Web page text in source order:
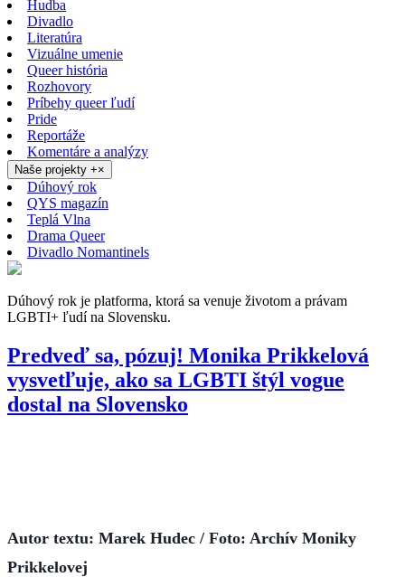
Hudba
Divadlo
Literatúra
Vizuálne umenie
Queer história
Rozhovory
Príbehy queer ľudí
Pride
Reportáže
Komentáre a analýzy
Naše projekty +×
Dúhový rok
QYS magazín
Teplá Vlna
Drama Queer
Divadlo Nomantinels
Dúhový rok je platforma, ktorá sa venuje životom a právam
LGBTI+ ľudí na Slovensku.
Predveď sa, pózuj! Monika Prikkelová
vysvetľuje, ako sa LGBTI štýl vogue
dostal na Slovensko
Autor textu: Marek Hudec / Foto: Archív Moniky
Prikkelovej